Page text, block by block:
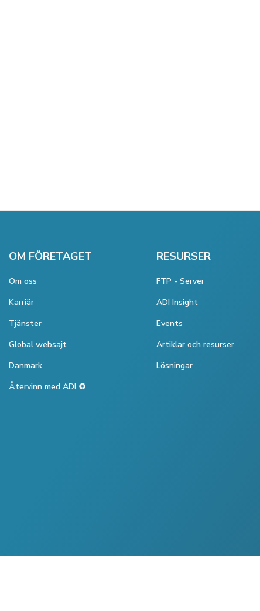
OM FÖRETAGET
Om oss
Karriär
Tjänster
Global websajt
Danmark
Återvinn med ADI ♻️
RESURSER
FTP - Server
ADI Insight
Events
Artiklar och resurser
Lösningar